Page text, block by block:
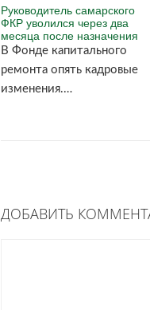
Руководитель самарского
ФКР уволился через два
месяца после назначения
В Фонде капитального
ремонта опять кадровые
изменения.…
ДОБАВИТЬ